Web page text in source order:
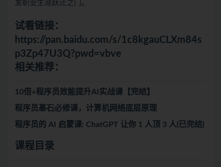
发职业生涯跃迁之门。
试看链接：
https://pan.baidu.com/s/1c8kgauCLXm84s
p3Zp47U3Q?pwd=vbve
相关推荐：
10倍+程序员效能提升AI实战课【完结】
程序员基石必修课，计算机网络底层原理
程序员的 AI 启蒙课: ChatGPT 让你 1 人顶 3 人(已完结)
课程目录